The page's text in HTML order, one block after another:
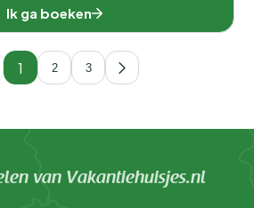
Ik ga boeken
1 2 3
van Vakantiehuisjes.nl